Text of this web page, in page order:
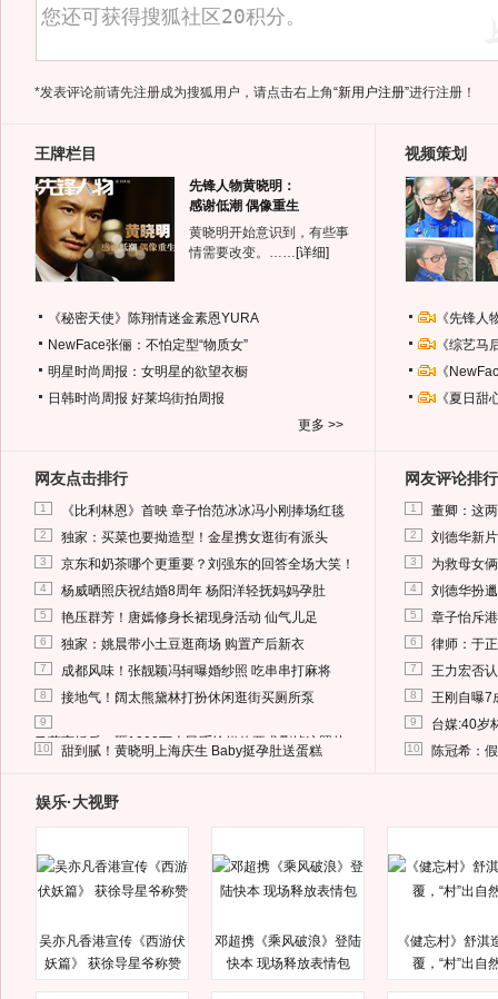
*发表评论前请先注册成为搜狐用户，请点击右上角“新用户注册”进行注册！
王牌栏目
先锋人物黄晓明：
感谢低潮 偶像重生
黄晓明开始意识到，有些事
情需要改变。…… [详细]
《秘密天使》陈翔情迷金素恩YURA
NewFace张俪：不怕定型“物质女”
明星时尚周报：女明星的欲望衣橱
日韩时尚周报 好莱坞街拍周报
更多 >>
视频策划
《先锋
《综艺
《
《夏日
网友点击排行
1 《比利林恩》首映 章子怡范冰冰冯小刚捧场红毯
2 独家：买菜也要拗造型！金星携女逛街有派头
3 京东和奶茶哪个更重要？刘强东的回答全场大笑！
4 杨威晒照庆祝结婚8周年 杨阳洋轻抚妈妈孕肚
5 艳压群芳！唐嫣修身长裙现身活动 仙气儿足
6 独家：姚晨带小土豆逛商场 购置产后新衣
7 成都风味！张靓颖冯轲曝婚纱照 吃串串打麻将
8 接地气！阔太熊黛林打扮休闲逛街买厕所泵
9
马蓉离婚后，砸1000万人民币给媒体要求删掉这照片
10 甜到腻！黄晓明上海庆生 Baby挺孕肚送蛋糕
网友评论排行
1 董卿：这
2 刘德华新
3 为救母女
4 刘德华扮
5 章子怡斥
6 律师：于
7 王力宏否
8 王刚自曝7
9 台媒:40岁
10 陈冠希：
娱乐·大视野
吴亦凡香港宣传《西游伏
妖篇》 获徐导星爷称赞
邓超携《乘风破浪》登陆
快本 现场释放表情包
《健忘村》舒淇
覆，“村”出自